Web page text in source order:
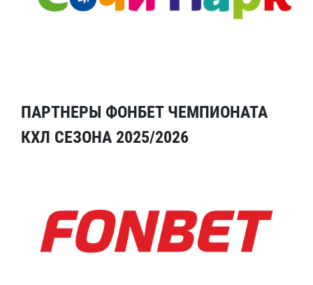
ПАРТНЕРЫ ФОНБЕТ ЧЕМПИОНАТА
КХЛ СЕЗОНА 2025/2026